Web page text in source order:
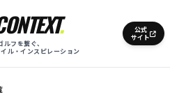
.
ルフを繋ぐ、
ル・インスピレーション
公式
サイト